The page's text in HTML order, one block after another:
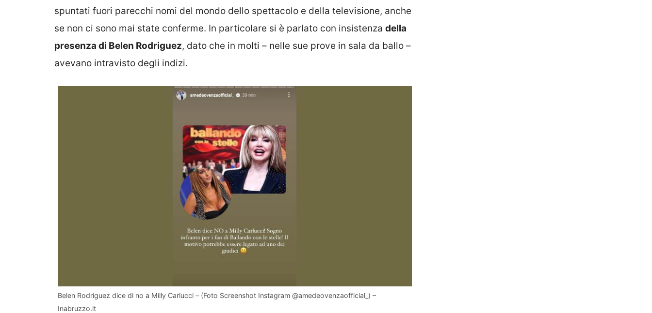
spuntati fuori parecchi nomi del mondo dello spettacolo e della televisione, anche
se non ci sono mai state conferme. In particolare si è parlato con insistenza della
presenza di Belen Rodriguez, dato che in molti – nelle sue prove in sala da ballo –
avevano intravisto degli indizi.
Belen Rodriguez dice di no a Milly Carlucci – (Foto Screenshot Instagram @amedeovenzaofficial_) –
Inabruzzo.it